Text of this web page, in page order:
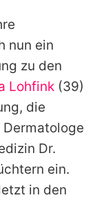
nun ein
zu den
Lohfink (39)
die
Dr.
ein.
in den